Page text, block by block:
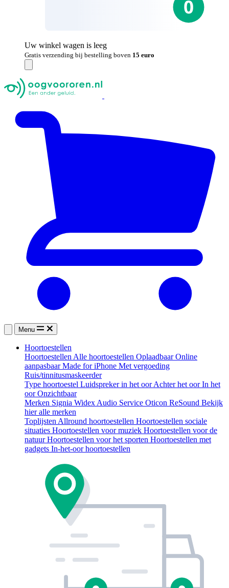
Uw winkel wagen is leeg
Gratis verzending bij bestelling boven 15 euro
Menu
Hoortoestellen
HoortoestellenAlle hoortoestellen OplaadbaarOnline
aanpasbaarMade for iPhone Met vergoeding
Ruis/tinnitusmaskeerder
Type hoortoestel Luidspreker in het oorAchter het oorIn het
oorOnzichtbaar
Merken Signia WidexAudio Service Oticon ReSound Bekijk
hier alle merken
ToplijstenAllround hoortoestellen Hoortoestellen sociale
situaties Hoortoestellen voor muziek Hoortoestellen voor de
natuurHoortoestellen voor het sporten Hoortoestellen met
gadgets In-het-oor hoortoestellen